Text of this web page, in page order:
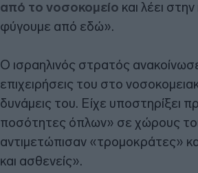
από το νοσοκομείο και λέει
φύγουμε από εδώ».
Ο ισραηλινός στρατός
επιχειρήσεις του στο
δυνάμεις του. Είχε υποστηρίξει
ποσότητες όπλων» σε χώρους
αντιμετώπισαν «τρομοκράτες»
και ασθενείς».